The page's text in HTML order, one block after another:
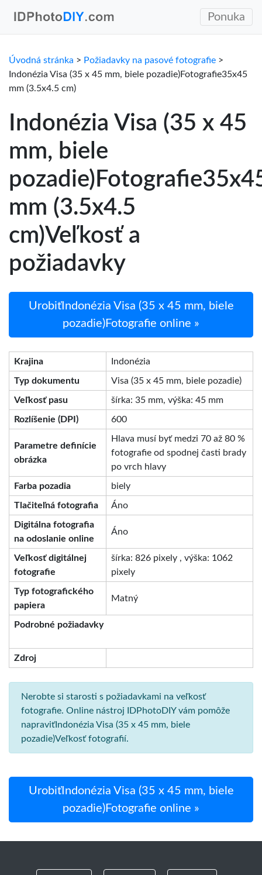
Ponuka
Úvodná stránka > Požiadavky na pasové fotografie >
Indonézia Visa (35 x 45 mm, biele pozadie)Fotografie35x45
mm (3.5x4.5 cm)
Indonézia Visa (35 x 45
mm, biele
mm (3.5x4.5
cm)Veľkosť a
požiadavky
UrobiťIndonézia Visa (35 x 45 mm, biele
pozadie)Fotografie online »
Krajina Indonézia
Typ dokumentu Visa (35 x 45 mm, biele pozadie)
Veľkosť pasu šírka: 35 mm, výška: 45 mm
Rozlíšenie (DPI) 600
Parametre definície
obrázka
Hlava musí byť medzi 70 až 80 %
fotografie od spodnej časti brady
po vrch hlavy
Farba pozadia biely
Tlačiteľná fotografia Áno
Digitálna fotografia
na odoslanie online
Áno
Veľkosť digitálnej
fotografie
šírka: 826 pixely , výška: 1062
pixely
Typ fotografického
papiera
Matný
Podrobné požiadavky
Zdroj
Nerobte si starosti s požiadavkami na veľkosť
fotografie. Online nástroj IDPhotoDIY vám pomôže
napraviťIndonézia Visa (35 x 45 mm, biele
pozadie)Veľkosť fotografií.
UrobiťIndonézia Visa (35 x 45 mm, biele
pozadie)Fotografie online »